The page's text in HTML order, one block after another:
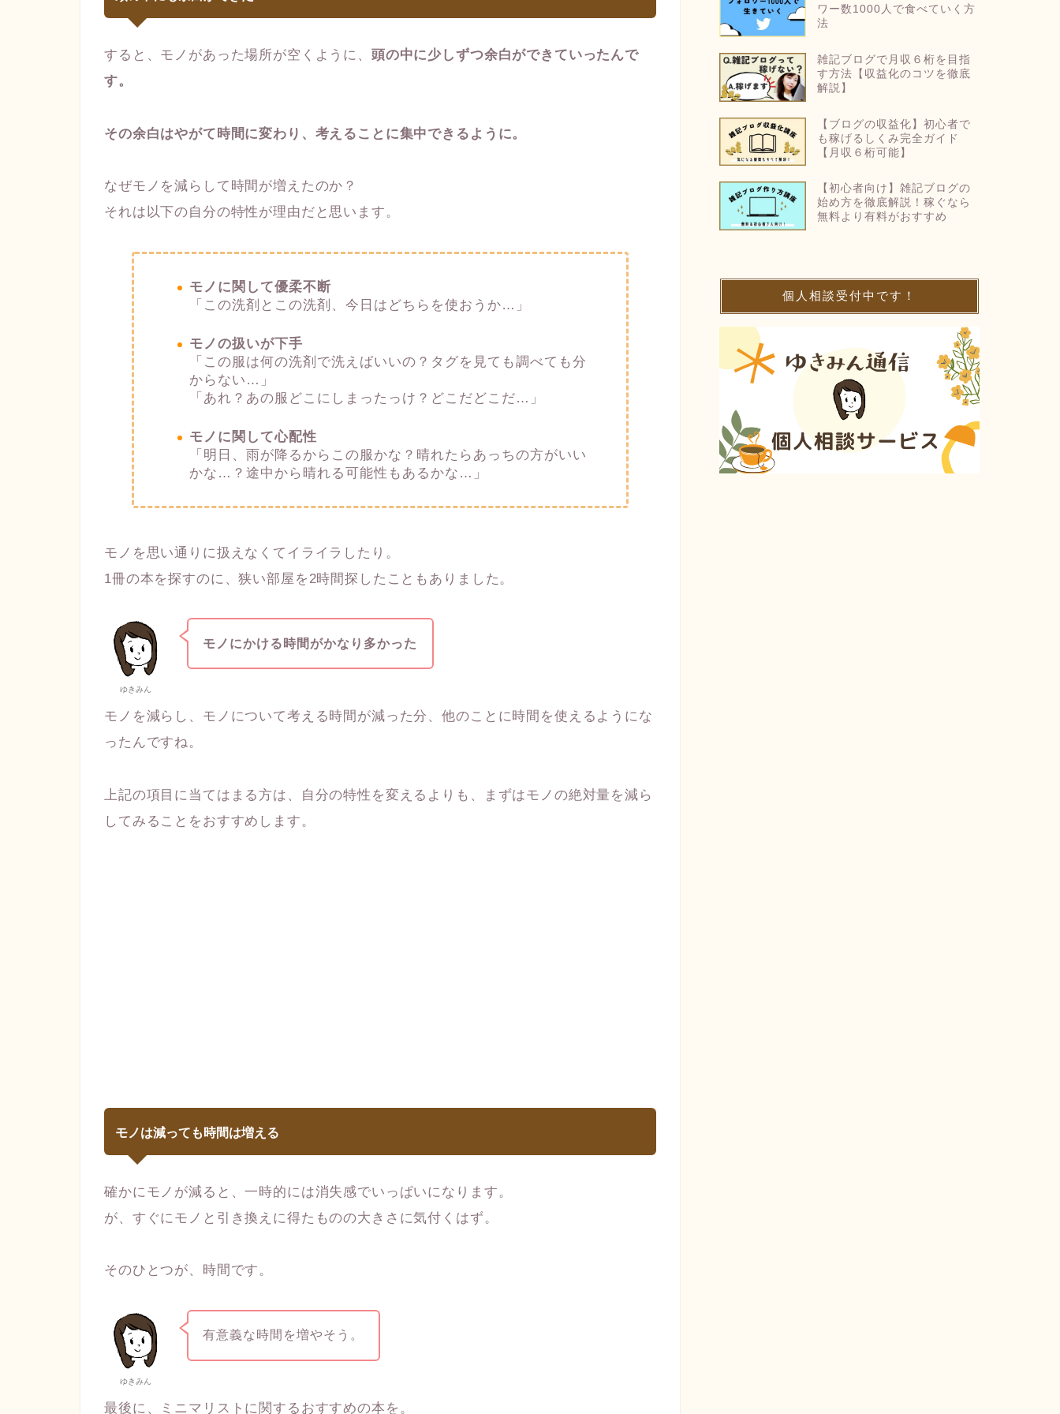
すると、モノがあった場所が空くように、 頭の中に少しずつ余白ができていったんで
す。
その余白はやがて時間に変わり、考えることに集中できるように。
なぜモノを減らして時間が増えたのか？
それは以下の自分の特性が理由だと思います。
モノに関して優柔不断
「この洗剤とこの洗剤、今日はどちらを使おうか…」
モノの扱いが下手
「この服は何の洗剤で洗えばいいの？タグを見ても調べても分
からない…」
「あれ？あの服どこにしまったっけ？どこだどこだ…」
モノに関して心配性
「明日、雨が降るからこの服かな？晴れたらあっちの方がいい
かな…？途中から晴れる可能性もあるかな…」
モノを思い通りに扱えなくてイライラしたり。
1冊の本を探すのに、狭い部屋を2時間探したこともありました。
ゆきみん
モノにかける時間がかなり多かった
モノを減らし、モノについて考える時間が減った分、他のことに時間を使えるようにな
ったんですね。
上記の項目に当てはまる方は、自分の特性を変えるよりも、まずはモノの絶対量を減ら
してみることをおすすめします。
モノは減っても時間は増える
確かにモノが減ると、一時的には消失感でいっぱいになります。
が、すぐにモノと引き換えに得たものの大きさに気付くはず。
そのひとつが、時間です。
ゆきみん
有意義な時間を増やそう。
最後に、ミニマリストに関するおすすめの本を。
ワー数1000人で食べていく方
法
雑記ブログで月収６桁を目指
す方法【収益化のコツを徹底
解説】
【ブログの収益化】初心者で
も稼げるしくみ完全ガイド
【月収６桁可能】
【初心者向け】雑記ブログの
始め方を徹底解説！稼ぐなら
無料より有料がおすすめ
個人相談受付中です！